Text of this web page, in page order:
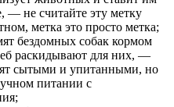
— не считайте эту метку
метка это просто метка;
бездомных собак кормом
раскидывают для них, —
сытыми и упитанными, но
питании с